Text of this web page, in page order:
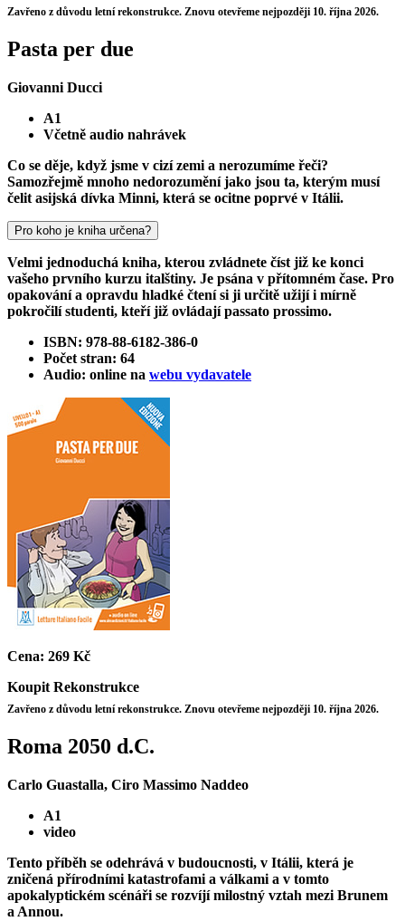
Zavřeno z důvodu letní rekonstrukce. Znovu otevřeme nejpozději 10. října 2026.
Pasta per due
Giovanni Ducci
A1
Včetně audio nahrávek
Co se děje, když jsme v cizí zemi a nerozumíme řeči?
Samozřejmě mnoho nedorozumění jako jsou ta, kterým musí
čelit asijská dívka Minni, která se ocitne poprvé v Itálii.
Pro koho je kniha určena?
Velmi jednoduchá kniha, kterou zvládnete číst již ke konci
vašeho prvního kurzu italštiny. Je psána v přítomném čase. Pro
opakování a opravdu hladké čtení si ji určitě užijí i mírně
pokročilí studenti, kteří již ovládají passato prossimo.
ISBN: 978-88-6182-386-0
Počet stran: 64
Audio: online na webu vydavatele
Cena: 269 Kč
Koupit Rekonstrukce
Zavřeno z důvodu letní rekonstrukce. Znovu otevřeme nejpozději 10. října 2026.
Roma 2050 d.C.
Carlo Guastalla, Ciro Massimo Naddeo
A1
video
Tento příběh se odehrává v budoucnosti, v Itálii, která je
zničená přírodními katastrofami a válkami a v tomto
apokalyptickém scénáři se rozvíjí milostný vztah mezi Brunem
a Annou.